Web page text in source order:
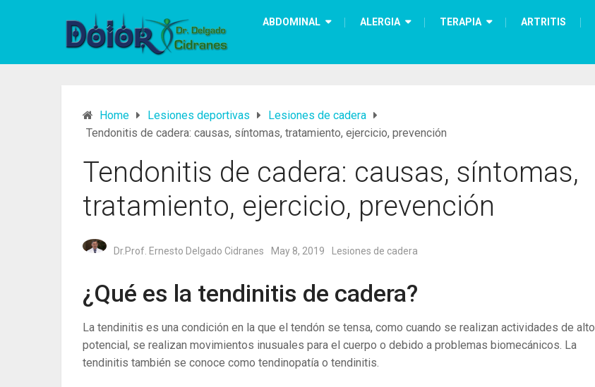
ABDOMINAL ALERGIA TERAPIA ARTRITIS
Home Lesiones deportivas
Lesiones de cadera
Tendonitis de cadera: causas, síntomas, tratamiento, ejercicio, prevención
Tendonitis de cadera: causas, síntomas,
tratamiento, ejercicio, prevención
Dr.Prof. Ernesto Delgado Cidranes May 8, 2019 Lesiones de cadera
¿Qué es la tendinitis de cadera?
La tendinitis es una condición en la que el tendón se tensa, como cuando se realizan actividades de alto
potencial, se realizan movimientos inusuales para el cuerpo o debido a problemas biomecánicos. La
tendinitis también se conoce como tendinopatía o tendinitis.